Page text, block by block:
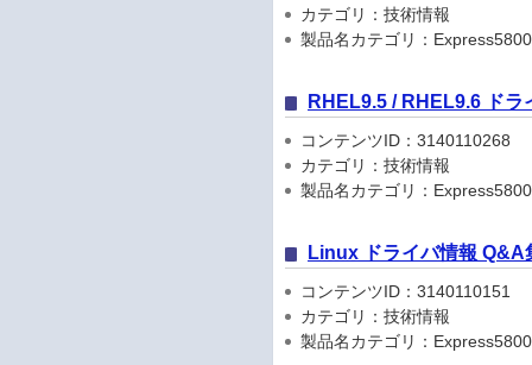
カテゴリ：技術情報
製品名カテゴリ：
RHEL9.5 / RHEL9.6 ドラ
コンテンツID：3140110268
カテゴリ：技術情報
製品名カテゴリ：
Linux ドライバ情報 Q&A
コンテンツID：3140110151
カテゴリ：技術情報
製品名カテゴリ：